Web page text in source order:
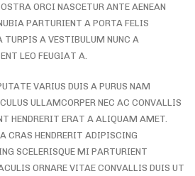
ORCI NASCETUR ANTE AENEAN
PARTURIENT A PORTA FELIS
A VESTIBULUM NUNC A
LEO FEUGIAT A.
VARIUS DUIS A PURUS NAM
ULLAMCORPER NEC AC CONVALLIS
HENDRERIT ERAT A ALIQUAM AMET.
CRAS HENDRERIT ADIPISCING
SCELERISQUE MI PARTURIENT
ORNARE VITAE CONVALLIS DUIS UT